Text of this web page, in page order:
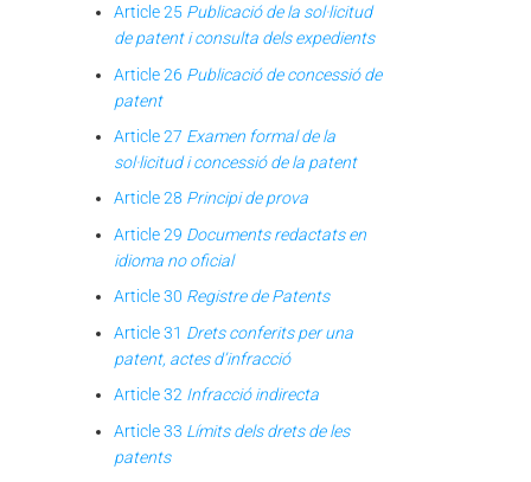
Article 25 Publicació de la sol·licitud
de patent i consulta dels expedients
Article 26 Publicació de concessió de
patent
Article 27 Examen formal de la
sol·licitud i concessió de la patent
Article 28 Principi de prova
Article 29 Documents redactats en
idioma no oficial
Article 30 Registre de Patents
Article 31 Drets conferits per una
patent, actes d’infracció
Article 32 Infracció indirecta
Article 33 Límits dels drets de les
patents